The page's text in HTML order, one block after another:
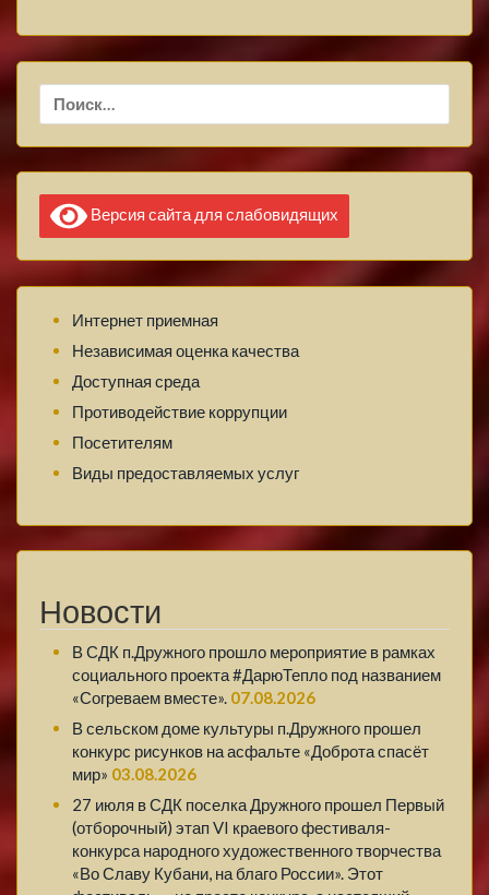
Версия сайта для слабовидящих
Интернет приемная
Независимая оценка качества
Доступная среда
Противодействие коррупции
Посетителям
Виды предоставляемых услуг
Новости
В СДК п.Дружного прошло мероприятие в рамках
социального проекта #ДарюТепло под названием
«Согреваем вместе». 07.08.2026
В сельском доме культуры п.Дружного прошел
конкурс рисунков на асфальте «Доброта спасёт
мир» 03.08.2026
27 июля в СДК поселка Дружного прошел Первый
(отборочный) этап VI краевого фестиваля-
конкурса народного художественного творчества
«Во Славу Кубани, на благо России». Этот